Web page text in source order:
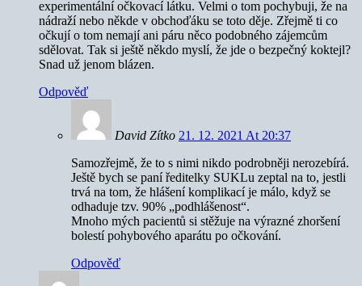
experimentální očkovací látku. Velmi o tom pochybuji, že na
nádraží nebo někde v obchoďáku se toto děje. Zřejmě ti co
očkují o tom nemají ani páru něco podobného zájemcům
sdělovat. Tak si ještě někdo myslí, že jde o bezpečný koktejl?
Snad už jenom blázen.
Odpověď
David Zítko 21. 12. 2021 At 20:37
Samozřejmě, že to s nimi nikdo podrobněji nerozebírá.
Ještě bych se paní ředitelky SUKLu zeptal na to, jestli
trvá na tom, že hlášení komplikací je málo, když se
odhaduje tzv. 90% „podhlášenost“.
Mnoho mých pacientů si stěžuje na výrazné zhoršení
bolestí pohybového aparátu po očkování.
Odpověď